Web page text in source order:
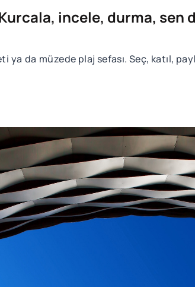
incele, durma, sen
ya da müzede plaj sefası. Seç, katıl,